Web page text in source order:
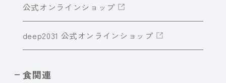
公式オンラインショップ
deep2031 公式オンラインショップ
食関連